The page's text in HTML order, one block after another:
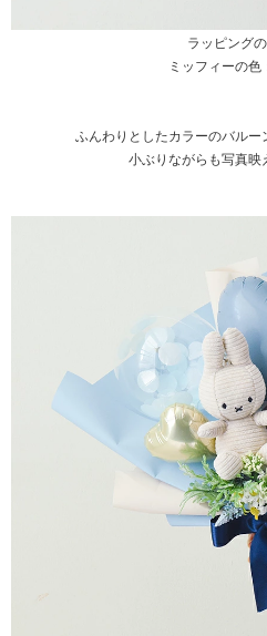
ラッピング
ミッフィーの色
ふんわりとしたカラーのバルー
小ぶりながらも写真映